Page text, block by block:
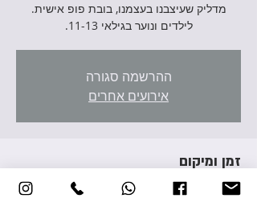
מדליק שעיצבנו בעצמנו, בובת פופ אישית.
לילדים ונוער בגילאי 11-13.
ההרשמה סגורה
אירועים אחרים
זמן ומיקום
23 ביולי 2025, 11:00 – 13:00